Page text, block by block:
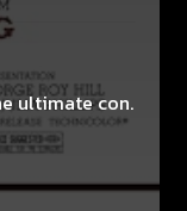
ultimate con.